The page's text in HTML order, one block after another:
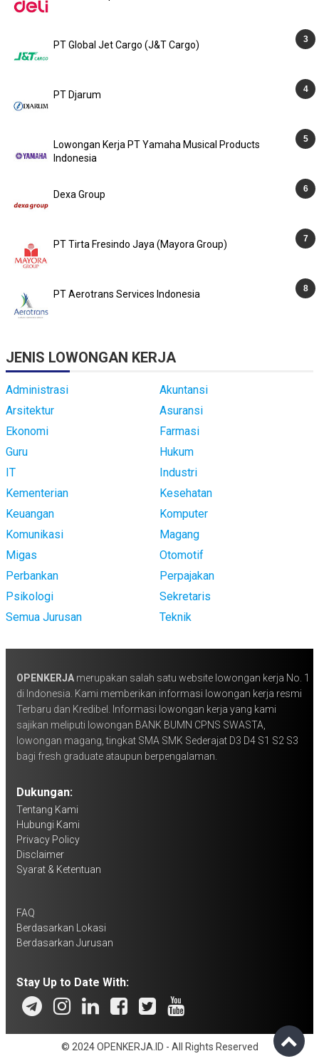
PT Global Jet Cargo (J&T Cargo)
PT Djarum
Lowongan Kerja PT Yamaha Musical Products
Indonesia
Dexa Group
PT Tirta Fresindo Jaya (Mayora Group)
PT Aerotrans Services Indonesia
JENIS LOWONGAN KERJA
Administrasi
Akuntansi
Arsitektur
Asuransi
Ekonomi
Farmasi
Guru
Hukum
IT
Industri
Kementerian
Kesehatan
Keuangan
Komputer
Komunikasi
Magang
Migas
Otomotif
Perbankan
Perpajakan
Psikologi
Sekretaris
Semua Jurusan
Teknik
OPENKERJA merupakan salah satu website lowongan kerja No. 1
di Indonesia. Kami memberikan informasi lowongan kerja resmi
Terbaru dan Kredibel. Informasi lowongan kerja yang kami
sajikan meliputi lowongan BANK BUMN CPNS SWASTA,
lowongan magang, tingkat SMA SMK Sederajat D3 D4 S1 S2 S3
bagi fresh graduate ataupun berpengalaman.
Dukungan:
Tentang Kami
Hubungi Kami
Privacy Policy
Disclaimer
Syarat & Ketentuan
FAQ
Berdasarkan Lokasi
Berdasarkan Jurusan
Stay Up to Date With:
© 2024 OPENKERJA.ID - All Rights Reserved